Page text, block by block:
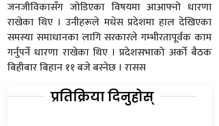
जनजीविकासँग जोडिएका विषयमा आआफ्नो धारणा
राखेका थिए । उनीहरूले मधेस प्रदेशमा हाल देखिएका
समस्या समाधानका लागि सरकारले गम्भीरतापूर्वक काम
गर्नुपर्ने धारणा राखेका थिए । प्रदेशसभाको अर्को बैठक
बिहीबार बिहान ११ बजे बस्नेछ । रासस
प्रतिक्रिया दिनुहोस्